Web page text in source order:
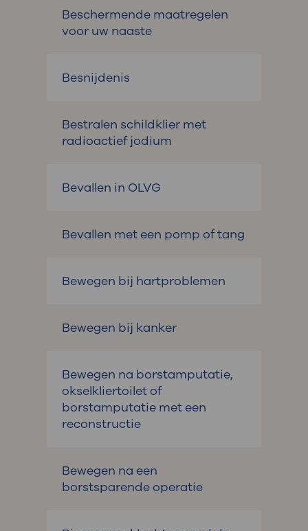
Beschermende maatregelen
voor uw naaste
Besnijdenis
Bestralen schildklier met
radioactief jodium
Bevallen in OLVG
Bevallen met een pomp of tang
Bewegen bij hartproblemen
Bewegen bij kanker
Bewegen na borstamputatie,
okselkliertoilet of
borstamputatie met een
reconstructie
Bewegen na een
borstsparende operatie